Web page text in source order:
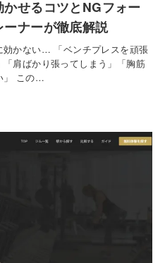
かせるコツとNGフォー
ナーが徹底解説
効かない… 「ベンチプレスを頑張
肩ばかり張ってしまう」「胸筋
」 この…